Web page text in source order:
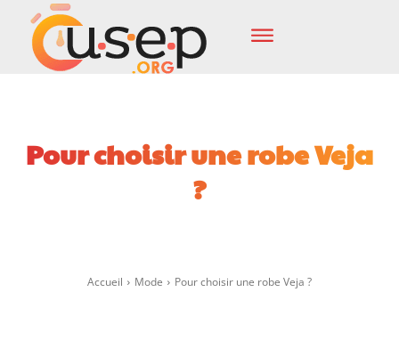
Pour choisir une robe Veja
?
Accueil Mode Pour choisir une robe Veja ?